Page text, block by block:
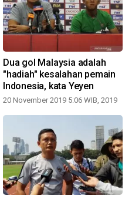
Dua gol Malaysia adalah
"hadiah" kesalahan pemain
Indonesia, kata Yeyen
20 November 2019 5:06 WIB, 2019